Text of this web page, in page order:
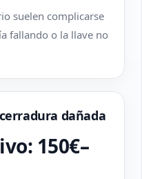
suelen complicarse
fallando o la llave no
dañada
150€–